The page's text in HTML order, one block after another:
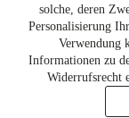
solche, deren
Personalisierung
Verwendung
Informationen zu
Widerrufsrecht
Unterstützen
Impressum